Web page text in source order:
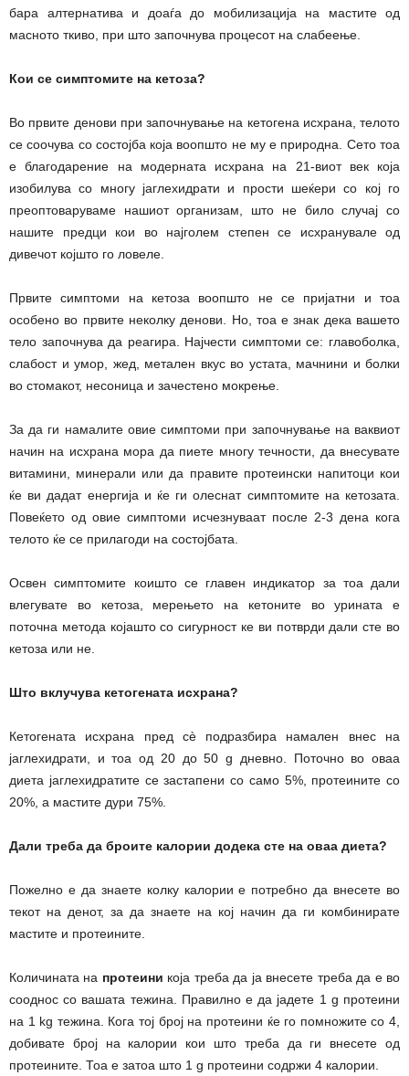
бара алтернатива и доаѓа до мобилизација на мастите од
масното ткиво, при што започнува процесот на слабеење.
Кои се симптомите на кетоза?
Во првите денови при започнување на кетогена исхрана, телото
се соочува со состојба која воопшто не му е природна. Сето тоа
е благодарение на модерната исхрана на 21-виот век која
изобилува со многу јаглехидрати и прости шеќери со кој го
преоптоваруваме нашиот организам, што не било случај со
нашите предци кои во најголем степен се исхранувале од
дивечот којшто го ловеле.
Првите симптоми на кетоза воопшто не се пријатни и тоа
особено во првите неколку денови. Но, тоа е знак дека вашето
тело започнува да реагира. Најчести симптоми се: главоболка,
слабост и умор, жед, метален вкус во устата, мачнини и болки
во стомакот, несоница и зачестено мокрење.
За да ги намалите овие симптоми при започнување на ваквиот
начин на исхрана мора да пиете многу течности, да внесувате
витамини, минерали или да правите протеински напитоци кои
ќе ви дадат енергија и ќе ги олеснат симптомите на кетозата.
Повеќето од овие симптоми исчезнуваат после 2-3 дена кога
телото ќе се прилагоди на состојбата.
Освен симптомите коишто се главен индикатор за тоа дали
влегувате во кетоза, мерењето на кетоните во урината е
поточна метода којашто со сигурност ке ви потврди дали сте во
кетоза или не.
Што вклучува кетогената исхрана?
Кетогената исхрана пред сè подразбира намален внес на
јаглехидрати, и тоа од 20 до 50 g дневно. Поточно во оваа
диета јаглехидратите се застапени со само 5%, протеините со
20%, а мастите дури 75%.
Дали треба да броите калории додека сте на оваа диета?
Пожелно е да знаете колку калории е потребно да внесете во
текот на денот, за да знаете на кој начин да ги комбинирате
мастите и протеините.
Количината на протеини која треба да ја внесете треба да е во
сооднос со вашата тежина. Правилно е да јадете 1 g протеини
на 1 kg тежина. Кога тој број на протеини ќе го помножите со 4,
добивате број на калории кои што треба да ги внесете од
протеините. Тоа е затоа што 1 g протеини содржи 4 калории.